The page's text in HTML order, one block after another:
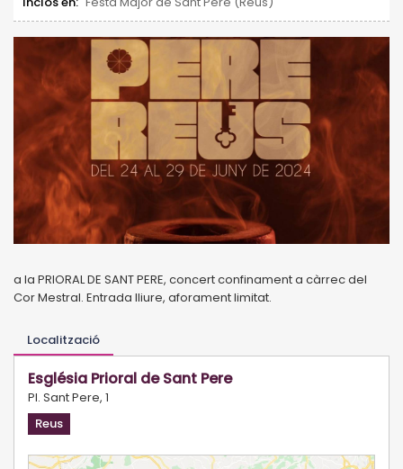
a la PRIORAL DE SANT PERE, concert confinament a càrrec del
Cor Mestral. Entrada lliure, aforament limitat.
Localització
Església Prioral de Sant Pere
Pl. Sant Pere, 1
Reus